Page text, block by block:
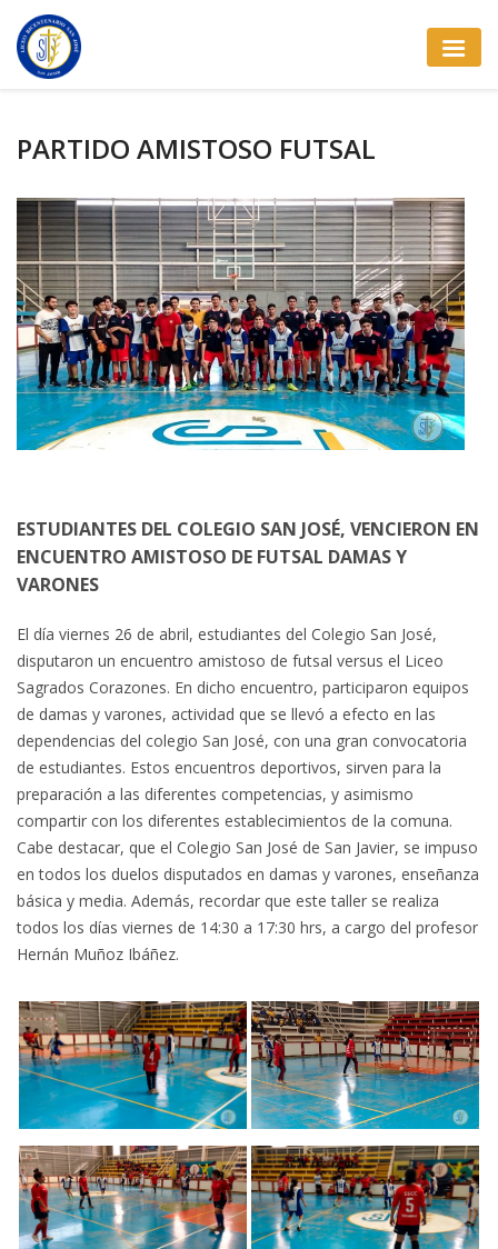
PARTIDO AMISTOSO FUTSAL
ESTUDIANTES DEL COLEGIO SAN JOSÉ, VENCIERON EN
ENCUENTRO AMISTOSO DE FUTSAL DAMAS Y
VARONES
El día viernes 26 de abril, estudiantes del Colegio San José,
disputaron un encuentro amistoso de futsal versus el Liceo
Sagrados Corazones. En dicho encuentro, participaron equipos
de damas y varones, actividad que se llevó a efecto en las
dependencias del colegio San José, con una gran convocatoria
de estudiantes. Estos encuentros deportivos, sirven para la
preparación a las diferentes competencias, y asimismo
compartir con los diferentes establecimientos de la comuna.
Cabe destacar, que el Colegio San José de San Javier, se impuso
en todos los duelos disputados en damas y varones, enseñanza
básica y media. Además, recordar que este taller se realiza
todos los días viernes de 14:30 a 17:30 hrs, a cargo del profesor
Hernán Muñoz Ibáñez.